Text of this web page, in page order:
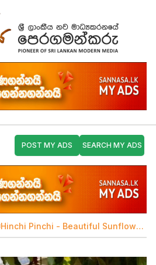
POST MY ADS SEARCH MY ADS
Hinchi Pinchi - Beautiful Sunflower
Bouquets